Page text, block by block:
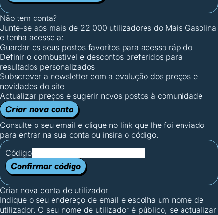
Não tem conta?
Junte-se aos mais de 22.000 utilizadores do Mais Gasolina
e tenha acesso a:
Guardar os seus postos favoritos para acesso rápido
Definir o combustível e descontos preferidos para
resultados personalizados
Subscrever a newsletter com a evolução dos preços e
novidades do site
Actualizar preços e sugerir novos postos à comunidade
Criar nova conta
Consulte o seu email e clique no link que lhe foi enviado
para entrar na sua conta ou insira o código.
Código
Confirmar código
Criar nova conta de utilizador
Indique o seu endereço de email e escolha um nome de
utilizador. O seu nome de utilizador é público, se actualizar